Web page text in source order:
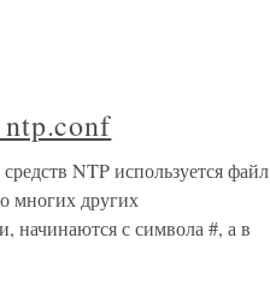
NTP используется файл
многих других
начинаются с символа #, а в